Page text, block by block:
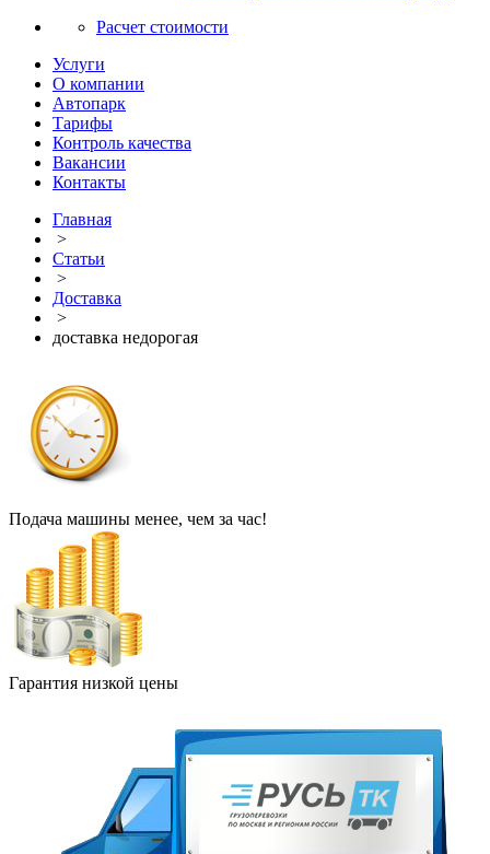
Расчет стоимости
Услуги
О компании
Автопарк
Тарифы
Контроль качества
Вакансии
Контакты
Главная
>
Статьи
>
Доставка
>
доставка недорогая
Подача машины менее, чем за час!
Гарантия низкой цены